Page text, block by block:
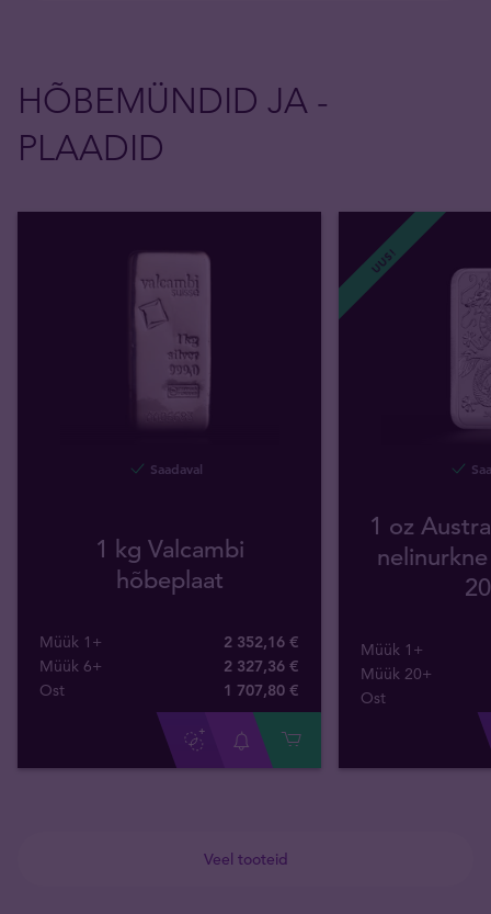
HÕBEMÜNDID JA -
PLAADID
Veel tooteid
Saadaval
1 kg Valcambi
hõbeplaat
Müük 1+
2 352,16 €
Müük 6+
2 327,36 €
Ost
1 707,80 €
UUS!
1 oz
Müük 1+
Müük 20+
Ost